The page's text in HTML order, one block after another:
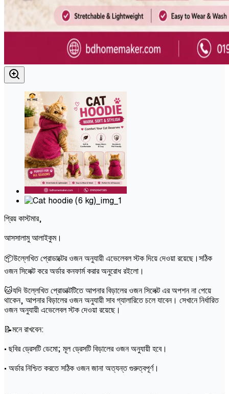
প্রিয় কাস্টমার,
আসসালামু আলাইকুম।
📦উল্লেখিত প্রোডাক্টের ওজন অনুযায়ী এভেলেবল স্টক দিয়ে দেওয়া রয়েছে।সঠিক
ওজন সিলেক্ট করে অর্ডার কনফার্ম করার অনুরোধ রইলো।
🐱যদি উল্লেখিত প্রোডাক্টটিতে আপনার বিড়ালের ওজন সিলেক্ট এর অপশন না পেয়ে
থাকেন, আপনার বিড়ালের ওজন অনুযায়ী সাব গ্যালারিতে চলে যাবেন। সেখানে নির্ধারিত
ওজন অনুযায়ী এভেলেবল স্টক দেওয়া রয়েছে।
📝মনে রাখবেন:
• ছবির ড্রেসটি ডেমো; মূল ড্রেসটি বিড়ালের ওজন অনুযায়ী হবে।
• অর্ডার নিশ্চিত করতে সঠিক ওজন জানা অত্যন্ত গুরুত্বপূর্ণ।